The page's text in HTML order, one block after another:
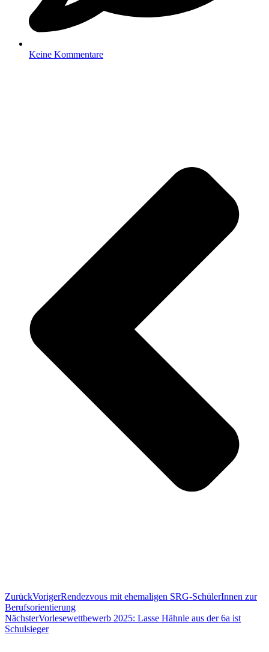
Keine Kommentare
ZurückVorigerRendezvous mit ehemaligen SRG-SchülerInnen zur
Berufsorientierung
NächsterVorlesewettbewerb 2025: Lasse Hähnle aus der 6a ist
Schulsieger